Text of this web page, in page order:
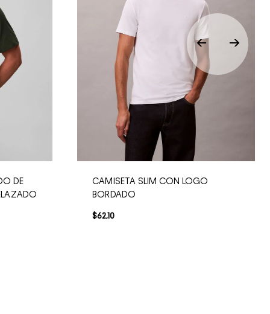
DE
CAMISETA SLIM CON LOGO
BORDADO
$62,10